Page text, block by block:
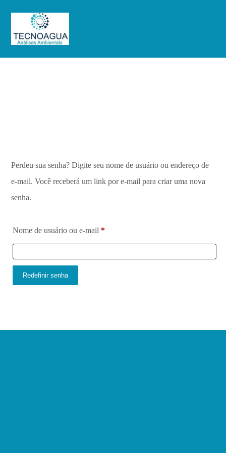
Perdeu sua senha? Digite seu nome de usuário ou endereço de
e-mail. Você receberá um link por e-mail para criar uma nova
senha.
Nome de usuário ou e-mail*
Redefinir senha